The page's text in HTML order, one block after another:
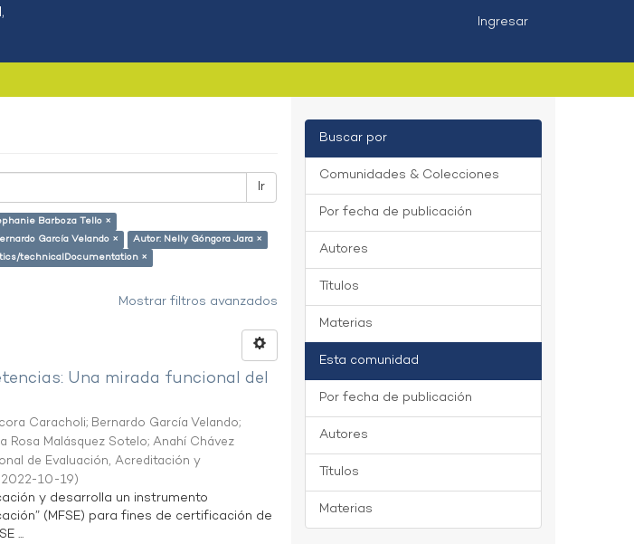
Ingresar
Ir
Barboza Tello ×
García Velando ×
Autor: Nelly Góngora Jara ×
technicalDocumentation ×
Mostrar filtros avanzados
Una mirada funcional del
Caracholi; Bernardo García Velando;
Rosa Malásquez Sotelo;Anahí Chávez
de Evaluación, Acreditación y
2022-10-19)
y desarrolla un instrumento
(MFSE) para fines de certificación de
...
Buscar por
Comunidades & Colecciones
Por fecha de publicación
Autores
Títulos
Materias
Esta comunidad
Por fecha de publicación
Autores
Títulos
Materias